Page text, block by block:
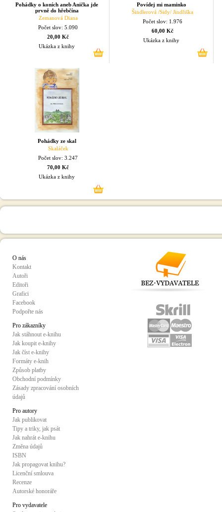
Pohádky o koních aneb Anička jde
prvně do hřebčína
Zemanová Diana
Počet slov: 5.090
20,00 Kč
Ukázka z knihy
Povídej mi maminko
Šindlerová /Sidy/ Jindřiška
Počet slov: 1.976
60,00 Kč
Ukázka z knihy
Pohádky ze skal
Skaláček
Počet slov: 3.247
70,00 Kč
Ukázka z knihy
O nás
Kontakt
Autoři
Editoři
Grafici
Facebook
Podpořte nás
Pro zákazníky
Jak stáhnout e-knihu
Jak koupit e-knihy
Jak číst e-knihy
Formáty e-knih
Způsob platby
Obchodní podmínky
Zásady zpracování osobních
údajů
Pro autory
Jak publikovat
Tipy a triky, jak psát
Jak nahrát e-knihu
Změna údajů
ISBN
Jak propagovat knihu?
Licenční smlouva
Recenze
Autorské honoráře
Pro vydavatele